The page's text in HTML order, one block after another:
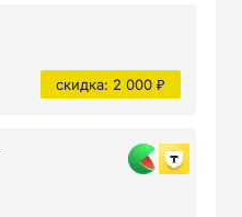
скидка: 2 000 ₽